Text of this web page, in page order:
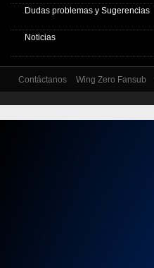
Dudas problemas y Sugerencias
Noticias
Contáctanos Wing Zero Fansub